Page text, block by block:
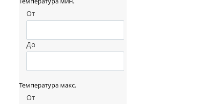
От
До
Температура макс.
От